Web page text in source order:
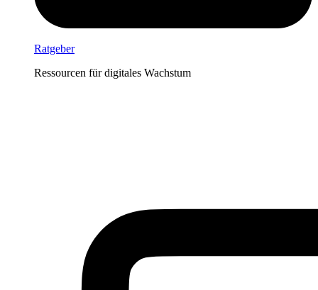
Ratgeber
Ressourcen für digitales Wachstum